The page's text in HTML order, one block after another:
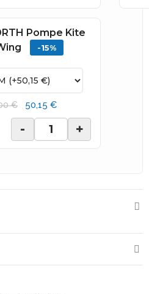
Pompe Kite
-15%
€ 50,15 €
- +